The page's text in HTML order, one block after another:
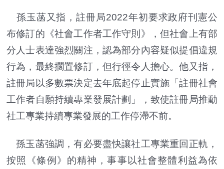
孫玉菡又指，註冊局2022年初要求政府刊憲公
布修訂的《社會工作者工作守則》，但社會上有部
分人士表達強烈關注，認為部分內容疑似提倡違規
行為，最終擱置修訂，但行徑令人擔心。他又指，
註冊局以多數票決定去年底起停止實施「註冊社會
工作者自願持續專業發展計劃」，致使註冊局推動
社工專業持續專業發展的工作停滯不前。
孫玉菡強調，有必要盡快讓社工專業重回正軌，
按照《條例》的精神，事事以社會整體利益為依